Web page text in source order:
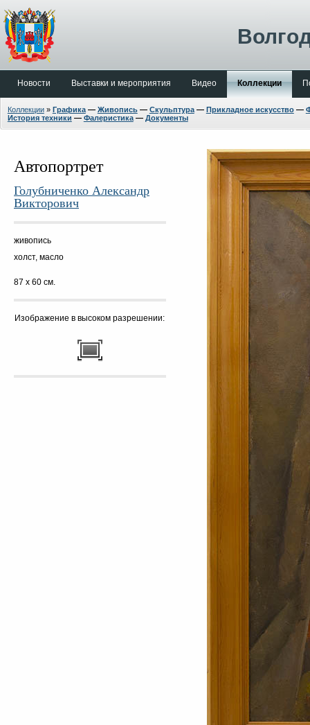
Новости Выставки и мероприятия Видео Коллекции
Коллекции» Графика— Живопись— Скульптура— Прикладное искусство—
История техники — Фалеристика— Документы
Автопортрет
Голубниченко Александр
Викторович
живопись
холст, масло
87 х 60 см.
Изображение в высоком разрешении: